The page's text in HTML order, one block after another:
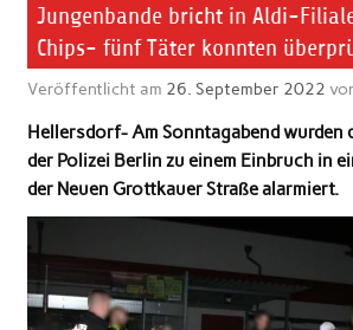
Jungenbande bricht in Aldi-
Chips- fünf Täter konnten
Veröffentlicht am 26. September 2022
Hellersdorf- Am Sonntagabend wurden
der Polizei Berlin zu einem Einbruch in
der Neuen Grottkauer Straße alarmiert.